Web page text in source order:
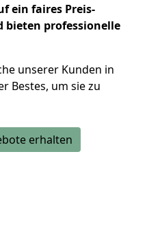
ein faires Preis-
bieten professionelle
unserer Kunden in
Bestes, um sie zu
erhalten